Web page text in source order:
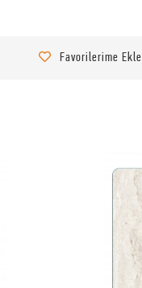
Favorilerime Ekle